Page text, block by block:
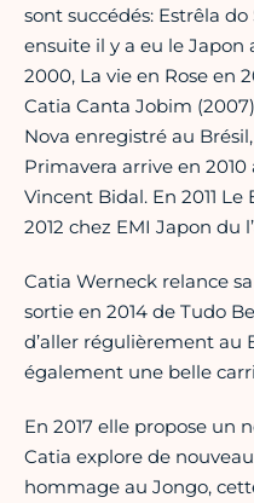
sont succédés: Estrêla
ensuite il y a eu le Japon
2000, La vie en Rose en
Catia Canta Jobim
Nova enregistré au
Primavera arrive en
Vincent Bidal. En 2011
2012 chez EMI Japon du
Catia Werneck relance
sortie en 2014 de Tudo
d’aller régulièrement au
également une belle
En 2017 elle propose un
Catia explore de
hommage au Jongo,